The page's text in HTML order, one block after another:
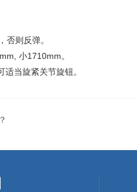
否则反弹。
小1710mm。
当旋紧关节旋钮。